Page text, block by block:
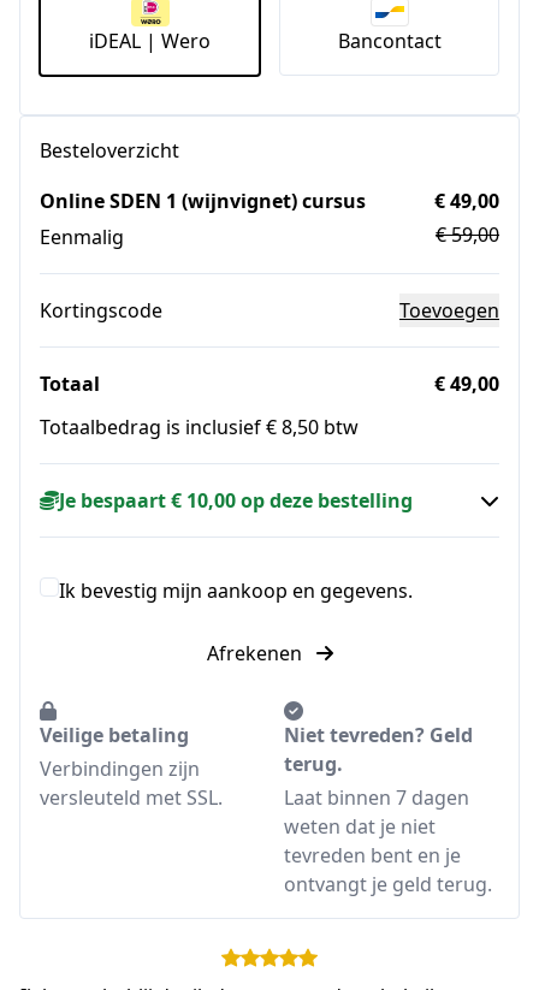
iDEAL | Wero Bancontact
Besteloverzicht
Online SDEN 1 (wijnvignet) cursus
Eenmalig
€ 49,00
€ 59,00
Kortingscode Toevoegen
Totaal
€ 49,00
Totaalbedrag is inclusief € 8,50 btw
Je bespaart € 10,00 op deze bestelling
Ik bevestig mijn aankoop en gegevens.
Afrekenen
Veilige betaling
Verbindingen zijn
versleuteld met SSL.
Niet tevreden? Geld
terug.
Laat binnen 7 dagen
weten dat je niet
tevreden bent en je
ontvangt je geld terug.